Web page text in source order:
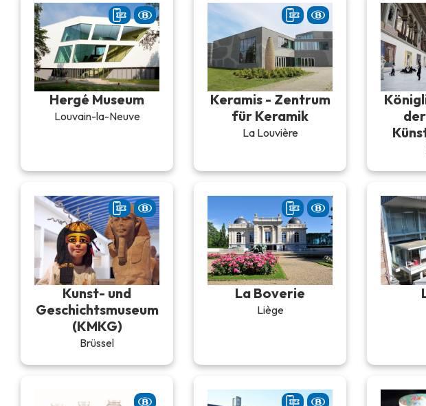
Hergé Museum
Louvain-la-Neuve
Keramis - Zentrum
für Keramik
La Louvière
Kunst- und
Geschichtsmuseum
(KMKG)
Brüssel
La Boverie
Liège